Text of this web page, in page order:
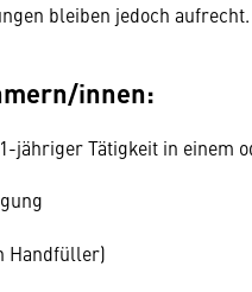
bleiben jedoch aufrecht.
innen:
jähriger Tätigkeit in einem
Handfüller)